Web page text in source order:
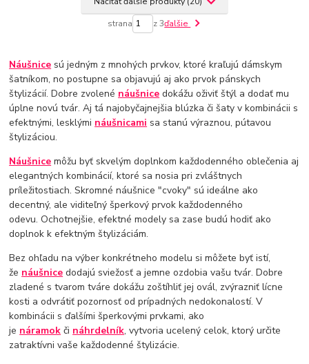
strana z 3ďalšie
Náušnice sú jedným z mnohých prvkov, ktoré kraľujú dámskym
šatníkom, no postupne sa objavujú aj ako prvok pánskych
štylizácií. Dobre zvolené náušnice dokážu oživiť štýl a dodať mu
úplne novú tvár. Aj tá najobyčajnejšia blúzka či šaty v kombinácii s
efektnými, lesklými náušnicami sa stanú výraznou, pútavou
štylizáciou.
Náušnice môžu byť skvelým doplnkom každodenného oblečenia aj
elegantných kombinácií, ktoré sa nosia pri zvláštnych
príležitostiach. Skromné ​​náušnice "cvoky" sú ideálne ako
decentný, ale viditeľný šperkový prvok každodenného
odevu. Ochotnejšie, efektné modely sa zase budú hodiť ako
doplnok k efektným štylizáciám.
Bez ohľadu na výber konkrétneho modelu si môžete byť istí,
že náušnice dodajú sviežosť a jemne ozdobia vašu tvár. Dobre
zladené s tvarom tváre dokážu zoštíhliť jej ovál, zvýrazniť lícne
kosti a odvrátiť pozornosť od prípadných nedokonalostí. V
kombinácii s ďalšími šperkovými prvkami, ako
je náramok či náhrdelník, vytvoria ucelený celok, ktorý určite
zatraktívni vaše každodenné štylizácie.